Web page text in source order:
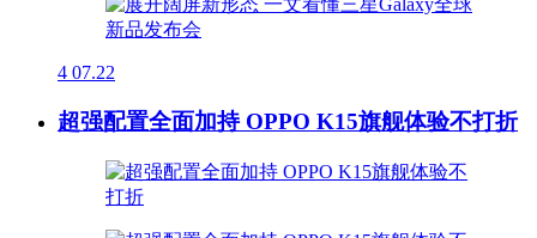
4 07.22
超强配置全面加持 OPPO K15旗舰体验不打折